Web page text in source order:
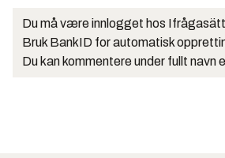
Du må være innlogget hos
Bruk BankID for automatisk
Du kan kommentere under fullt navn